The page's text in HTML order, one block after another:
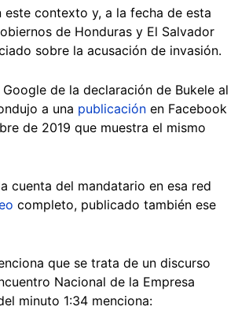
este contexto y, a la fecha de esta
de Honduras y El Salvador
sobre la acusación de invasión.
de la declaración de Bukele al
a una publicación en Facebook
de 2019 que muestra el mismo
cuenta del mandatario en esa red
completo, publicado también ese
que se trata de un discurso
Nacional de la Empresa
minuto 1:34 menciona: